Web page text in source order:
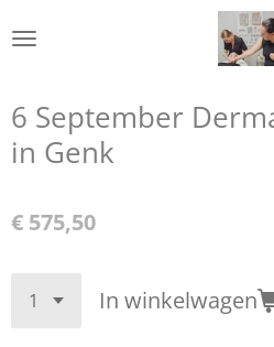
direct
hoofdinhoud
6 September
in Genk
€ 575,50
In winkelwagen